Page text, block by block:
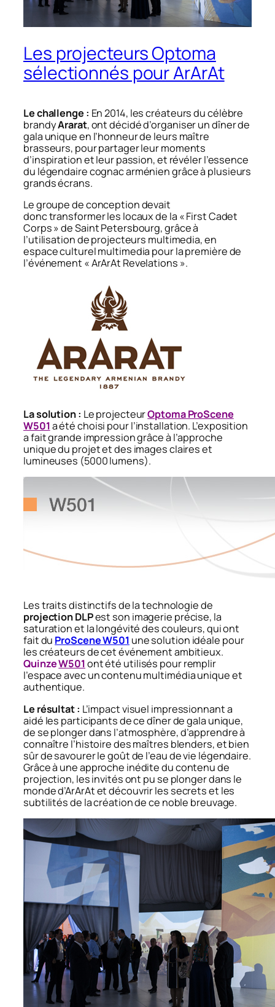
Les projecteurs Optoma
sélectionnés pour ArArAt
Le challenge : En 2014, les créateurs du célèbre
brandyArarat, ont décidé d’organiser un dîner de
gala unique en l’honneur de leurs maître
brasseurs, pour partager leur moments
d’inspiration et leur passion, et révéler l’essence
du légendaire cognac arménien grâce à plusieurs
grands écrans.
Le groupe de conception devait
donc transformer les locaux de la « First Cadet
Corps » de Saint Petersbourg, grâce à
l’utilisation de projecteurs multimedia, en
espace culturel multimedia pour la première de
l’événement « ArArAt Revelations ».
La solution : Le projecteurOptoma ProScene
W501a été choisi pour l’installation. L’exposition
a fait grande impression grâce à l’approche
unique du projet et des images claires et
lumineuses (5000 lumens).
Les traits distinctifs de la technologie de
projection DLPest son imagerie précise, la
saturation et la longévité des couleurs, qui ont
fait du ProScene W501 une solution idéale pour
les créateurs de cet événement ambitieux.
QuinzeW501ont été utilisés pour remplir
l’espace avec un contenu multimédia unique et
authentique.
Le résultat : L’impact visuel impressionnant a
aidé les participants de ce dîner de gala unique,
de se plonger dans l’atmosphère, d’apprendre à
connaître l’histoire des maîtres blenders, et bien
sûr de savourer le goût de l’eau de vie légendaire.
Grâce à une approche inédite du contenu de
projection, les invités ont pu se plonger dans le
monde d’ArArAt et découvrir les secrets et les
subtilités de la création de ce noble breuvage.